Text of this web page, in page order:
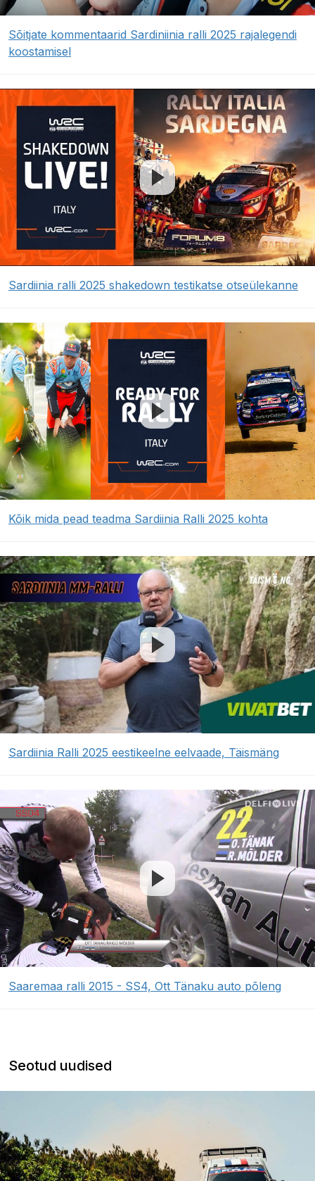
Sõitjate kommentaarid Sardiniinia ralli 2025 rajalegendi
koostamisel
Sardiinia ralli 2025 shakedown testikatse otseülekanne
Kõik mida pead teadma Sardiinia Ralli 2025 kohta
Sardiinia Ralli 2025 eestikeelne eelvaade, Täismäng
Saaremaa ralli 2015 - SS4, Ott Tänaku auto põleng
Seotud uudised